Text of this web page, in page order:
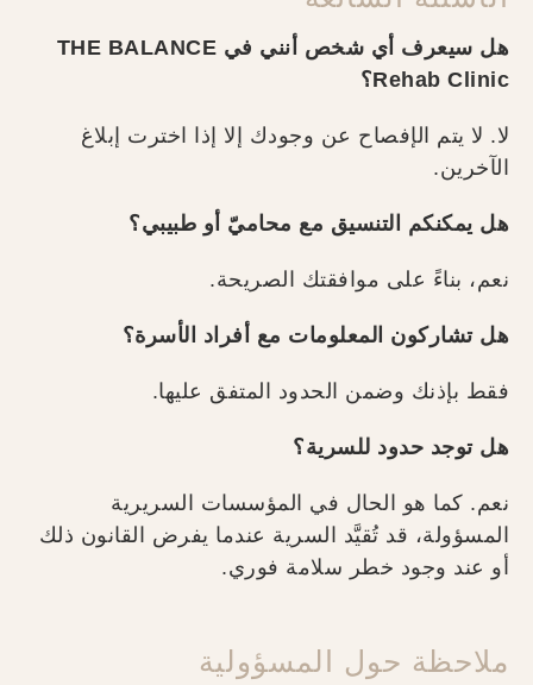
هل سيعرف أي شخص أنني في THE BALANCE
Rehab Clinic؟
لا. لا يتم الإفصاح عن وجودك إلا إذا اخترت إبلاغ
الآخرين.
هل يمكنكم التنسيق مع محاميّ أو طبيبي؟
نعم، بناءً على موافقتك الصريحة.
هل تشاركون المعلومات مع أفراد الأسرة؟
فقط بإذنك وضمن الحدود المتفق عليها.
هل توجد حدود للسرية؟
نعم. كما هو الحال في المؤسسات السريرية
المسؤولة، قد تُقيَّد السرية عندما يفرض القانون ذلك
أو عند وجود خطر سلامة فوري.
ملاحظة حول المسؤولية